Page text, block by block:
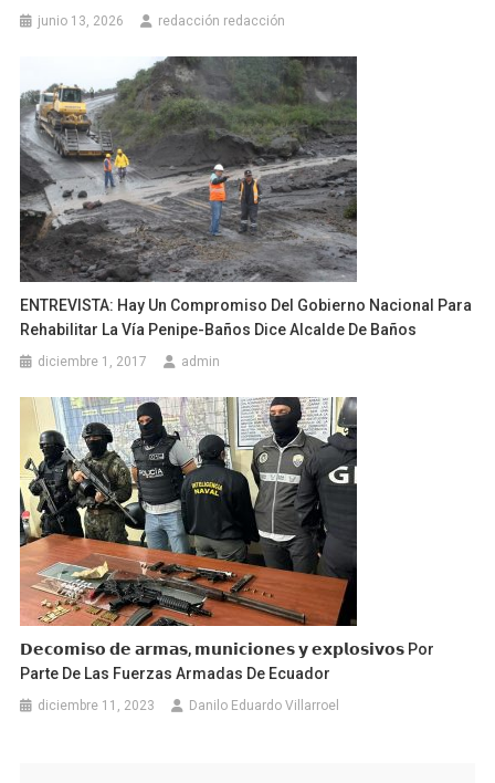
junio 13, 2026 redacción redacción
ENTREVISTA: Hay Un Compromiso Del Gobierno Nacional Para
Rehabilitar La Vía Penipe-Baños Dice Alcalde De Baños
diciembre 1, 2017 admin
𝗗𝗲𝗰𝗼𝗺𝗶𝘀𝗼 𝗱𝗲 𝗮𝗿𝗺𝗮𝘀, 𝗺𝘂𝗻𝗶𝗰𝗶𝗼𝗻𝗲𝘀 𝘆 𝗲𝘅𝗽𝗹𝗼𝘀𝗶𝘃𝗼𝘀 Por
Parte De Las Fuerzas Armadas De Ecuador
diciembre 11, 2023 Danilo Eduardo Villarroel